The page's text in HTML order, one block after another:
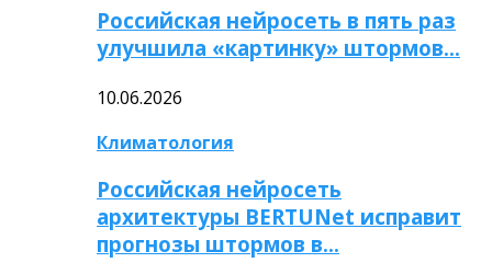
Российская нейросеть в пять раз
улучшила «картинку» штормов…
10.06.2026
Климатология
Российская нейросеть
архитектуры BERTUNet исправит
прогнозы штормов в…